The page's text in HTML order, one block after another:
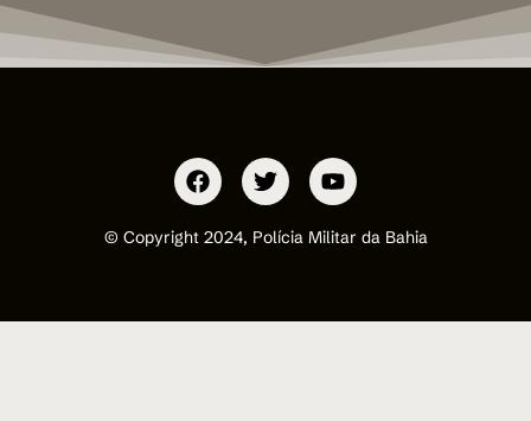
© Copyright 2024, Polícia Militar da Bahia